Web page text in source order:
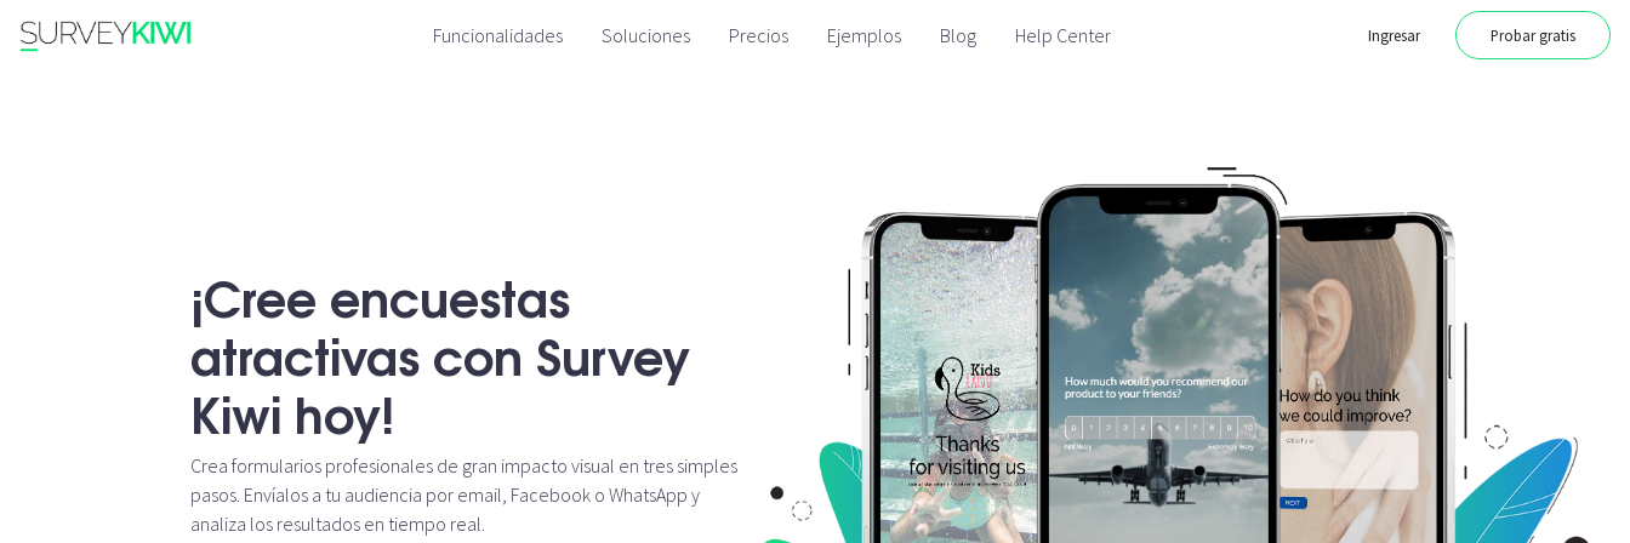
Funcionalidades Soluciones Precios Ejemplos Blog Help Center Ingresar Probar gratis
¡Cree encuestas
atractivas con Survey
Kiwi hoy!
Crea formularios profesionales de gran impacto visual en tres simples
pasos. Envíalos a tu audiencia por email, Facebook o WhatsApp y
analiza los resultados en tiempo real.